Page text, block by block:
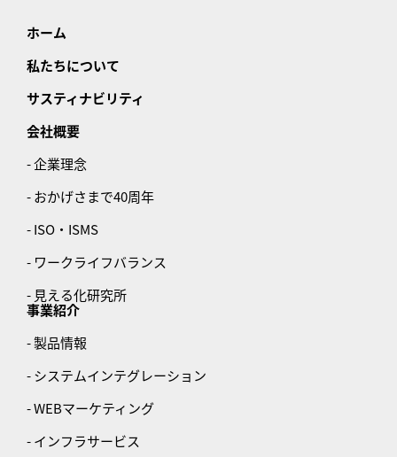
ホーム
私たちについて
サスティナビリティ
会社概要
- 企業理念
- おかげさまで40周年
- ISO・ISMS
- ワークライフバランス
- 見える化研究所
事業紹介
- 製品情報
- システムインテグレーション
- WEBマーケティング
- インフラサービス